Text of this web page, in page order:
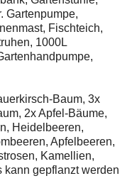
Gartenpumpe,
Fischteich,
1000L
Baum, 3x
2x Apfel-Bäume,
Heidelbeeren,
Apfelbeeren,
Kamellien,
kann gepflanzt werden